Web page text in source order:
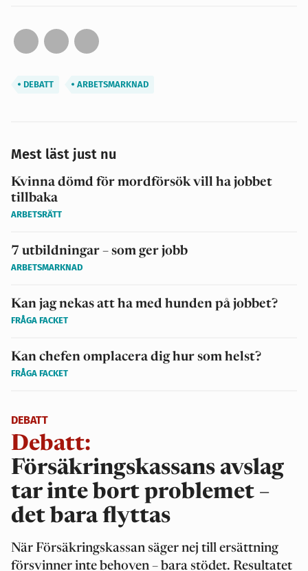
DEBATT ARBETSMARKNAD
Mest läst just nu
Kvinna dömd för mordförsök vill ha jobbet
tillbaka
ARBETSRÄTT
7 utbildningar – som ger jobb
ARBETSMARKNAD
Kan jag nekas att ha med hunden på jobbet?
FRÅGA FACKET
Kan chefen omplacera dig hur som helst?
FRÅGA FACKET
DEBATT
Debatt:
Försäkringskassans avslag
tar inte bort problemet –
det bara flyttas
När Försäkringskassan säger nej till ersättning
försvinner inte behoven – bara stödet. Resultatet